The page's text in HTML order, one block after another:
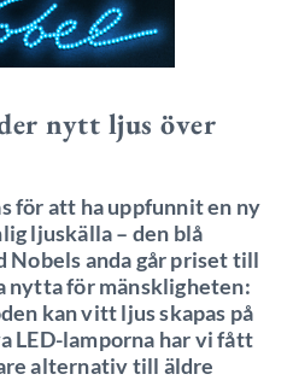
nytt ljus över
för att ha uppfunnit en ny
ljuskälla – den blå
Nobels anda går priset till
nytta för mänskligheten:
kan vitt ljus skapas på
LED-lamporna har vi fått
alternativ till äldre